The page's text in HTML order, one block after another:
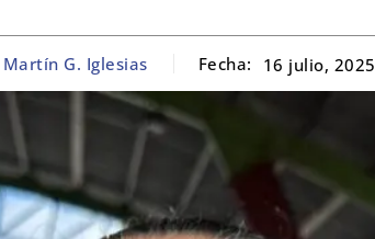
Martín G. Iglesias Fecha: 16 julio, 2025